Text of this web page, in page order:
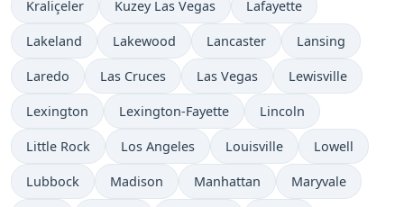
Kraliçeler Kuzey Las Vegas Lafayette
Lakeland Lakewood Lancaster Lansing
Laredo Las Cruces Las Vegas Lewisville
Lexington Lexington-Fayette Lincoln
Little Rock Los Angeles Louisville Lowell
Lubbock Madison Manhattan Maryvale